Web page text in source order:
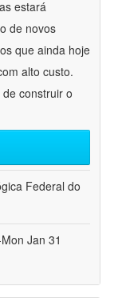
estará
de novos
que ainda hoje
alto custo.
construir o
Federal do
Jan 31